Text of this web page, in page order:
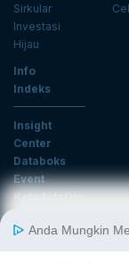
Sirkular
Investasi
Hijau
Info
Indeks
Insight
Center
Databoks
Event
KatadataOto